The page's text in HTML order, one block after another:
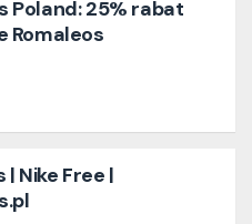
Poland: 25% rabat
Romaleos
Nike Free |